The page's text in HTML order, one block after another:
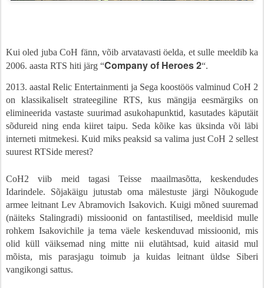
Kui oled juba CoH fänn, võib arvatavasti öelda, et sulle meeldib ka
2006. aasta RTS hiti järg “Company of Heroes 2“.
2013. aastal Relic Entertainmenti ja Sega koostöös valminud CoH 2
on klassikaliselt strateegiline RTS, kus mängija eesmärgiks on
elimineerida vastaste suurimad asukohapunktid, kasutades käputäit
sõdureid ning enda kiiret taipu. Seda kõike kas üksinda või läbi
interneti mitmekesi. Kuid miks peaksid sa valima just CoH 2 sellest
suurest RTSide merest?
CoH2 viib meid tagasi Teisse maailmasõtta, keskendudes
Idarindele. Sõjakäigu jutustab oma mälestuste järgi Nõukogude
armee leitnant Lev Abramovich Isakovich. Kuigi mõned suuremad
(näiteks Stalingradi) missioonid on fantastilised, meeldisid mulle
rohkem Isakovichile ja tema väele keskenduvad missioonid, mis
olid küll väiksemad ning mitte nii elutähtsad, kuid aitasid mul
mõista, mis parasjagu toimub ja kuidas leitnant üldse Siberi
vangikongi sattus.